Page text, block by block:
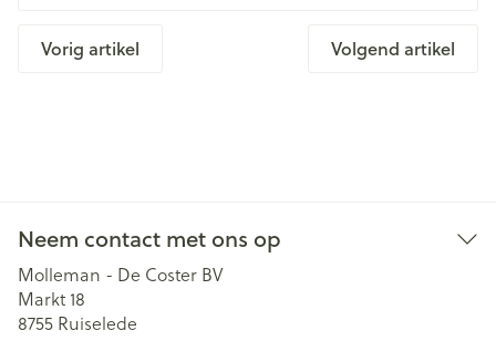
Vorig artikel Volgend artikel
Neem contact met ons op
Molleman - De Coster BV
Markt 18
8755 Ruiselede